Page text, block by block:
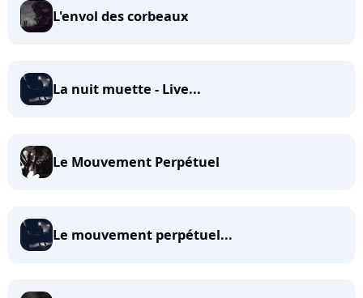
L'envol des corbeaux
La nuit muette - Live...
Le Mouvement Perpétuel
Le mouvement perpétuel...